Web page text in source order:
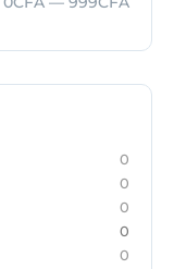
0
0
0
0
0